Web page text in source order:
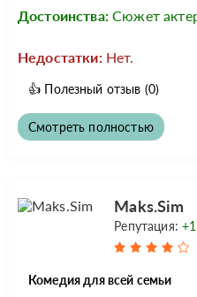
Достоинства: Сюжет
Недостатки: Нет.
👍 Полезный отзыв (0)
Смотреть полностью
Maks.Sim
Репутация:
Комедия для всей семьи